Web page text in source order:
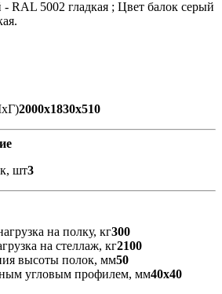
- RAL 5002 гладкая ; Цвет балок серый
2000x1830x510
шт3
на полку, кг300
на стеллаж, кг2100
высоты полок, мм50
угловым профилем, мм40x40